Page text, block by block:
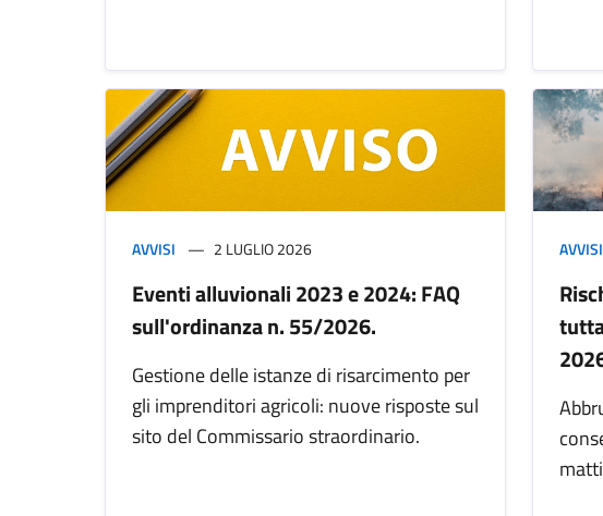
AVVISI 2 LUGLIO 2026
Eventi alluvionali 2023 e 2024: FAQ
sull'ordinanza n. 55/2026.
Gestione delle istanze di risarcimento per
gli imprenditori agricoli: nuove risposte sul
sito del Commissario straordinario.
AVVISI